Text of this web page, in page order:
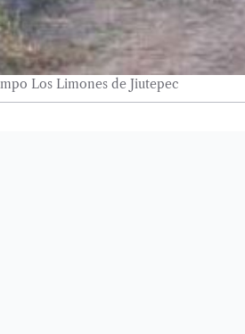
Los Limones de Jiutepec